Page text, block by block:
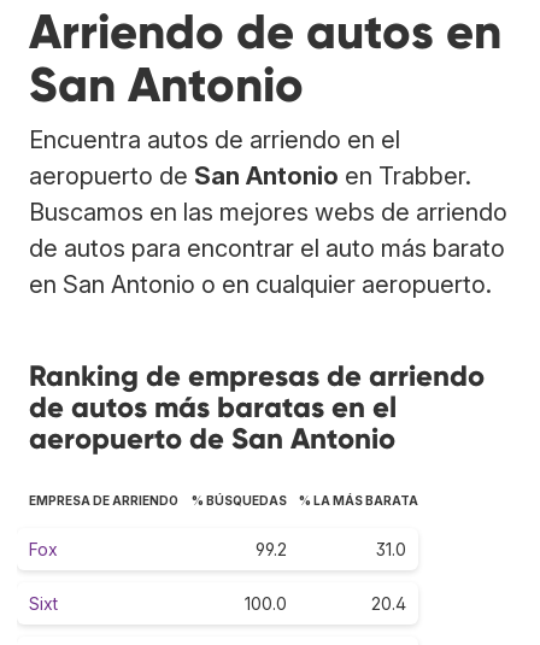
Arriendo de autos en
San Antonio
Encuentra autos de arriendo en el
aeropuerto de San Antonio en Trabber.
Buscamos en las mejores webs de arriendo
de autos para encontrar el auto más barato
en San Antonio o en cualquier aeropuerto.
Ranking de empresas de arriendo
de autos más baratas en el
aeropuerto de San Antonio
EMPRESA DE ARRIENDO % BÚSQUEDAS % LA MÁS BARATA
Fox 99.2 31.0
Sixt 100.0 20.4